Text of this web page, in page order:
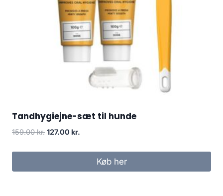
Tandhygiejne-sæt til hunde
159.00kr. Den
127.00 kr.
Køb her